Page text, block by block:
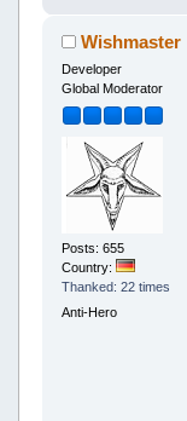
Wishmaster
Developer
Global Moderator
Posts: 655
Country:
Thanked: 22 times
Anti-Hero